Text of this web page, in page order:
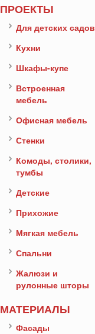
ПРОЕКТЫ
Для детских садов
Кухни
Шкафы-купе
Встроенная
мебель
Офисная мебель
Стенки
Комоды, столики,
тумбы
Детские
Прихожие
Мягкая мебель
Спальни
Жалюзи и
рулонные шторы
МАТЕРИАЛЫ
Фасады